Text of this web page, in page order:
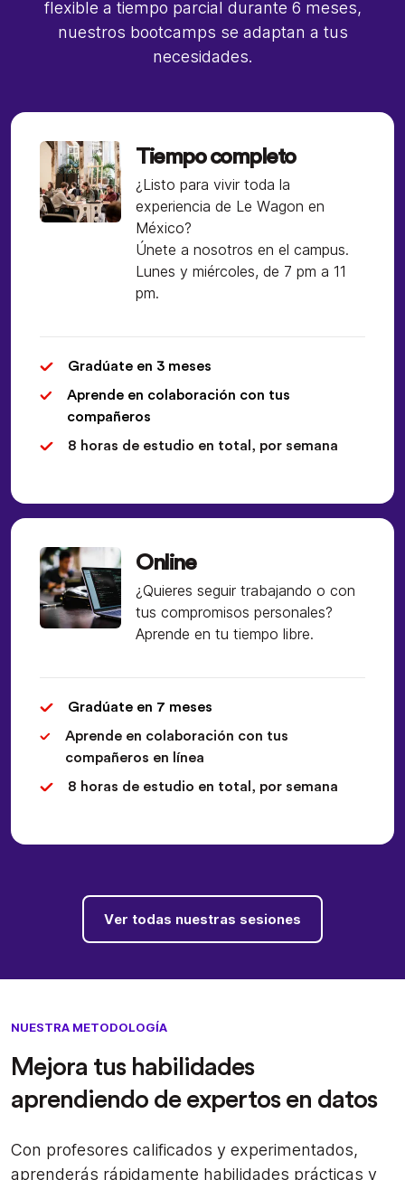
flexible a tiempo parcial durante 6 meses,
nuestros bootcamps se adaptan a tus
necesidades.
Tiempo completo
¿Listo para vivir toda la
experiencia de Le Wagon en
México?
Únete a nosotros en el campus.
Lunes y miércoles, de 7 pm a 11
pm.
Gradúate en 3 meses
Aprende en colaboración con tus
compañeros
8 horas de estudio en total, por semana
Online
¿Quieres seguir trabajando o con
tus compromisos personales?
Aprende en tu tiempo libre.
Gradúate en 7 meses
Aprende en colaboración con tus
compañeros en línea
8 horas de estudio en total, por semana
Ver todas nuestras sesiones
NUESTRA METODOLOGÍA
Mejora tus habilidades
aprendiendo de expertos en datos
Con profesores calificados y experimentados,
aprenderás rápidamente habilidades prácticas y